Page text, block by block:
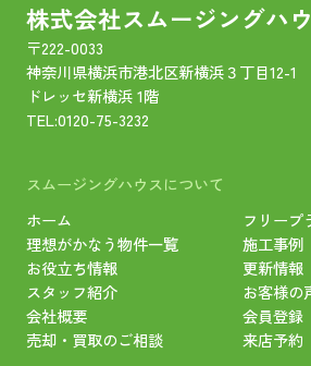
株式会社スムージングハ
〒222-0033
神奈川県横浜市港北区新横浜３丁目12-1
ドレッセ新横浜 1階
TEL:0120-75-3232
スムージングハウスについて
ホーム
フリープ
理想がかなう物件一覧
施工事例
お役立ち情報
更新情報
スタッフ紹介
お客様の
会社概要
会員登録
売却・買取のご相談
来店予約